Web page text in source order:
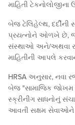
માહિતી
બેજ ટેલિહેલ્થ, દર્દીની
પ્રયત્નોને ઓળખે છે,
સંસ્થાઓ અને/અથવા
માહિતીની આપલે
HRSA અનુસાર, નવા
બેજ "સામાજિક જોખમ
સ્ક્રીનીંગ સાધનોનું
આવતી સક્ષમ સેવાઓને